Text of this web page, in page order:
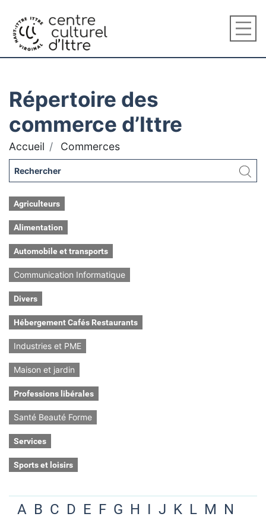
Répertoire des
commerce d’Ittre
Accueil Commerces
Agriculteurs
Alimentation
Automobile et transports
Communication Informatique
Divers
Hébergement Cafés Restaurants
Industries et PME
Maison et jardin
Professions libérales
Santé Beauté Forme
Services
Sports et loisirs
A B C D E F G H I J K L M N